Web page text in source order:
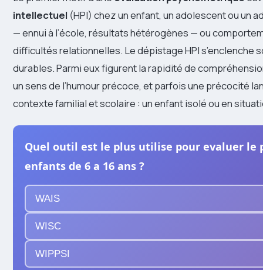
intellectuel (HPI) chez un enfant, un adolescent ou un
— ennui à l’école, résultats hétérogènes — ou
difficultés relationnelles. Le dépistage HPI s’enclenche
durables. Parmi eux figurent la rapidité de
un sens de l’humour précoce, et parfois une précocité
contexte familial et scolaire : un enfant isolé ou en
Quel outil est le plus utilise pour evaluer
enfants de 6 a 16 ans ?
WAIS
WISC
WIPPSI